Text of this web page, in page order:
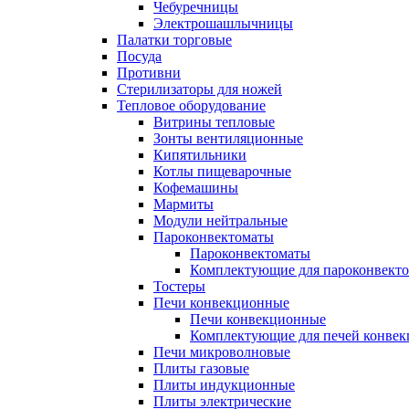
Чебуречницы
Электрошашлычницы
Палатки торговые
Посуда
Противни
Стерилизаторы для ножей
Тепловое оборудование
Витрины тепловые
Зонты вентиляционные
Кипятильники
Котлы пищеварочные
Кофемашины
Мармиты
Модули нейтральные
Пароконвектоматы
Пароконвектоматы
Комплектующие для
Тостеры
Печи конвекционные
Печи конвекционные
Комплектующие для печей
Печи микроволновые
Плиты газовые
Плиты индукционные
Плиты электрические